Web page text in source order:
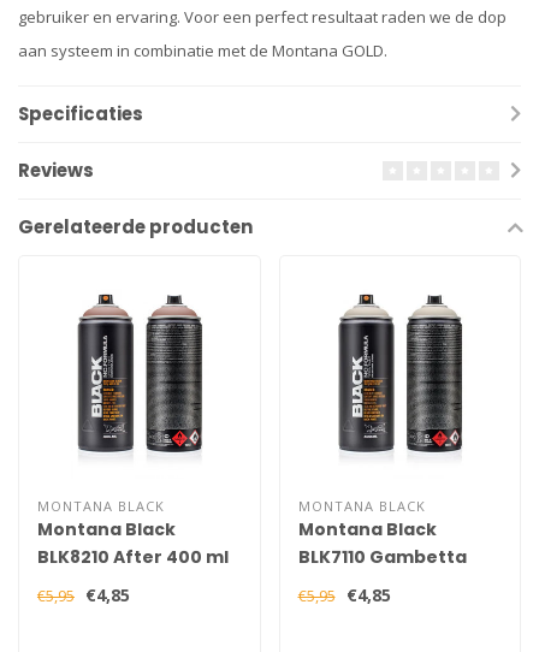
gebruiker en ervaring. Voor een perfect resultaat raden we de dop
aan systeem in combinatie met de Montana GOLD.
Specificaties
Reviews
Gerelateerde producten
MONTANA BLACK
Montana Black
BLK8210 After 400 ml
€5,95 €4,85
MONTANA BLACK
Montana Black
BLK7110 Gambetta
400 ml
€5,95 €4,85